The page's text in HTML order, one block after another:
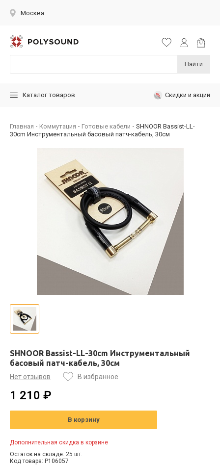
Москва
Найти
Каталог товаров Скидки и акции
Главная Коммутация Готовые кабели
SHNOOR Bassist-LL-
30cm Инструментальный басовый патч-кабель, 30см
SHNOOR Bassist-LL-30cm Инструментальный
басовый патч-кабель, 30см
Нет отзывов В избранное
1 210 ₽
В корзину
Дополнительная скидка в корзине
Остаток на складе: 25 шт.
Код товара: P106057